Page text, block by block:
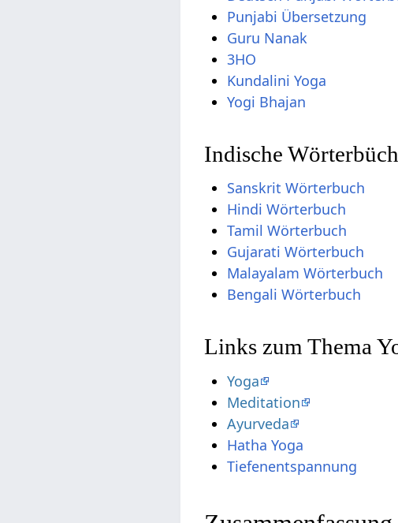
Punjabi Übersetzung
Guru Nanak
3HO
Kundalini Yoga
Yogi Bhajan
Indische
Sanskrit Wörterbuch
Hindi Wörterbuch
Tamil Wörterbuch
Gujarati Wörterbuch
Malayalam Wörterbuch
Bengali Wörterbuch
Links zum Thema
Yoga
Meditation
Ayurveda
Hatha Yoga
Tiefenentspannung